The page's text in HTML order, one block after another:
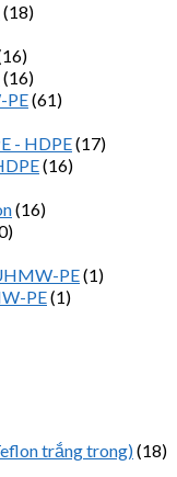
(18)
(16)
PE(61)
- HDPE(17)
(16)
(16)
PE(1)
PE(1)
trắng trong)(18)